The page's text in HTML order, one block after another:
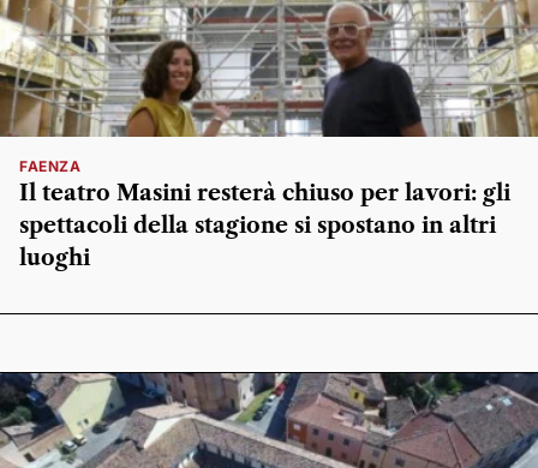
FAENZA
Il teatro Masini resterà chiuso per lavori: gli
spettacoli della stagione si spostano in altri
luoghi